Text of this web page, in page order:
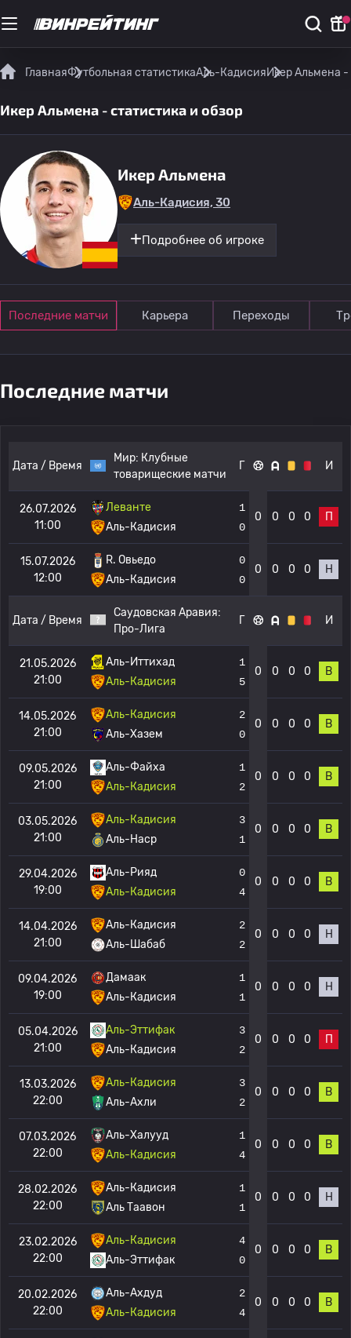
ГлавнаяФутбольная статистикаАль-КадисияИкер Альмена -
Икер Альмена - статистика и обзор
Икер Альмена
Аль-Кадисия, 30
Подробнее об игроке
Последние матчи Карьера Переходы
Последние матчи
Дата / Время
Мир: Клубные
товарищеские матчи
Г И
26.07.2026
11:00
Леванте
Аль-Кадисия
1
0
0 0 0 0 П
15.07.2026
12:00
R. Овьедо
Аль-Кадисия
0
0
0 0 0 0 Н
Дата / Время
Саудовская Аравия:
Про-Лига
Г И
21.05.2026
21:00
Аль-Иттихад
Аль-Кадисия
1
5
0 0 0 0 В
14.05.2026
21:00
Аль-Кадисия
Аль-Хазем
2
0
0 0 0 0 В
09.05.2026
21:00
Аль-Файха
Аль-Кадисия
1
2
0 0 0 0 В
03.05.2026
21:00
Аль-Кадисия
Аль-Наср
3
1
0 0 0 0 В
29.04.2026
19:00
Аль-Рияд
Аль-Кадисия
0
4
0 0 0 0 В
14.04.2026
21:00
Аль-Кадисия
Аль-Шабаб
2
2
0 0 0 0 Н
09.04.2026
19:00
Дамаак
Аль-Кадисия
1
1
0 0 0 0 Н
05.04.2026
21:00
Аль-Эттифак
Аль-Кадисия
3
2
0 0 0 0 П
13.03.2026
22:00
Аль-Кадисия
Аль-Ахли
3
2
0 0 0 0 В
07.03.2026
22:00
Аль-Халууд
Аль-Кадисия
1
4
0 0 0 0 В
28.02.2026
22:00
Аль-Кадисия
Аль Таавон
1
1
0 0 0 0 Н
23.02.2026
22:00
Аль-Кадисия
Аль-Эттифак
4
0
0 0 0 0 В
20.02.2026
22:00
Аль-Ахдуд
Аль-Кадисия
2
4
0 0 0 0 В